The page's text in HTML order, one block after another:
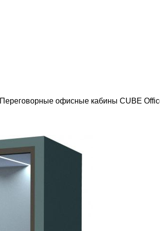
Переговорные офисные кабины CUBE